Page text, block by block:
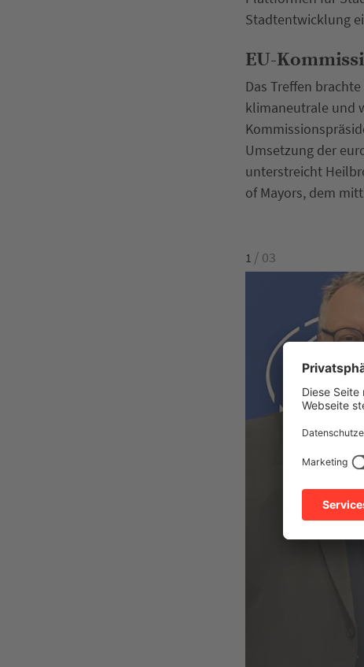
Stadtentwicklung
EU-
Das Treffen
klimaneutrale und
Umsetzung der
unterstreicht
of Mayors, dem
1 / 03